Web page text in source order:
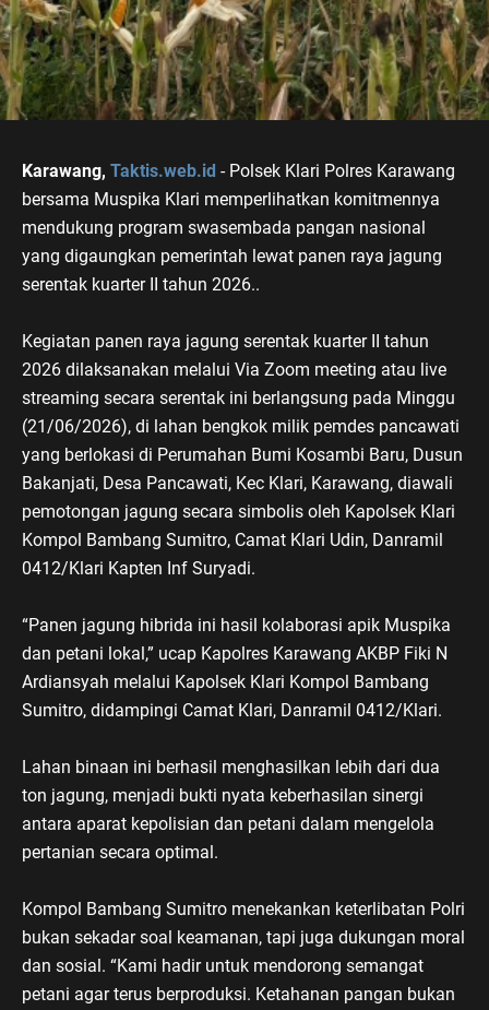
Karawang, Taktis.web.id - Polsek Klari Polres Karawang
bersama Muspika Klari memperlihatkan komitmennya
mendukung program swasembada pangan nasional
yang digaungkan pemerintah lewat panen raya jagung
serentak kuarter II tahun 2026..
‎Kegiatan panen raya jagung serentak kuarter II tahun
2026 dilaksanakan melalui Via Zoom meeting atau live
streaming secara serentak ini berlangsung pada Minggu
(21/06/2026), di lahan bengkok milik pemdes pancawati
yang berlokasi di Perumahan Bumi Kosambi Baru, Dusun
Bakanjati, Desa Pancawati, Kec Klari, Karawang, diawali
pemotongan jagung secara simbolis oleh Kapolsek Klari
Kompol Bambang Sumitro, Camat Klari Udin, Danramil
0412/Klari Kapten Inf Suryadi.
‎“Panen jagung hibrida ini hasil kolaborasi apik Muspika
dan petani lokal,” ucap Kapolres Karawang AKBP Fiki N
Ardiansyah melalui Kapolsek Klari Kompol Bambang
Sumitro, didampingi Camat Klari, Danramil 0412/Klari.
‎Lahan binaan ini berhasil menghasilkan lebih dari dua
ton jagung, menjadi bukti nyata keberhasilan sinergi
antara aparat kepolisian dan petani dalam mengelola
pertanian secara optimal.
‎Kompol Bambang Sumitro menekankan keterlibatan Polri
bukan sekadar soal keamanan, tapi juga dukungan moral
dan sosial. “Kami hadir untuk mendorong semangat
petani agar terus berproduksi. Ketahanan pangan bukan